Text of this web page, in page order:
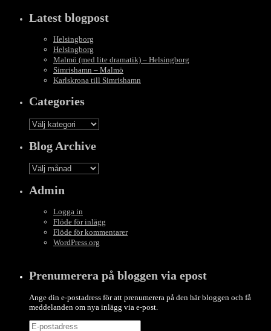
Latest blogpost
Helsingborg
Helsingborg
Malmö (med lite dramatik) – Helsingborg
Simrishamn – Malmö
Karlskrona till Simrishamn
Categories
Categories
Blog Archive
Blog
Archive
Admin
Logga in
Flöde för inlägg
Flöde för kommentarer
WordPress.org
Prenumerera på bloggen via epost
Ange din e-postadress för att prenumerera på den här bloggen och få
meddelanden om nya inlägg via e-post.
E-